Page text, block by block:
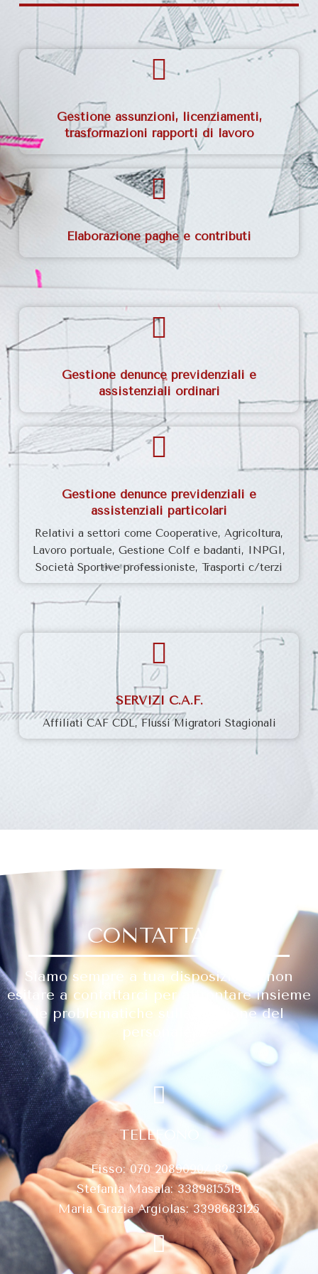
Gestione assunzioni, licenziamenti,
trasformazioni rapporti di lavoro
Elaborazione paghe e contributi
Gestione denunce previdenziali e
assistenziali ordinari
Gestione denunce previdenziali e
assistenziali particolari
Relativi a settori come Cooperative, Agricoltura,
Lavoro portuale, Gestione Colf e badanti, INPGI,
Società Sportive professioniste, Trasporti c/terzi
SERVIZI C.A.F.
Affiliati CAF CDL, Flussi Migratori Stagionali
CONTATTACI
Siamo sempre a tua disposizione, non
esitare a contattarci per affrontare insieme
le problematiche sulla gestione del
personale.
TELEFONO
Fisso: 070 2089090/ 82
Stefania Masala: 3389815519
Maria Grazia Argiolas: 3398683125